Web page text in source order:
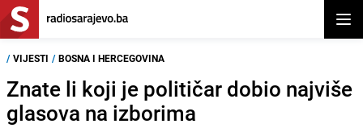
/ VIJESTI / BOSNA I HERCEGOVINA
Znate li koji je političar dobio najviše
glasova na izborima